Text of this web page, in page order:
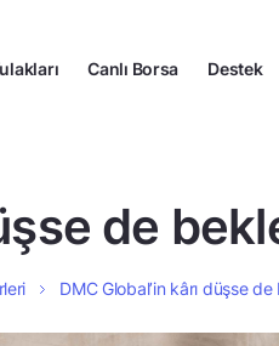
Canlı Borsa Destek
de
DMC Global’in kârı düşse